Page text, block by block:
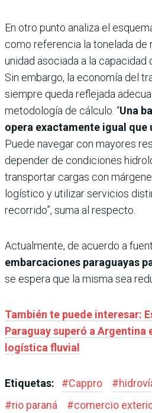
En otro punto analiza el
como referencia la tonelada de
unidad asociada a la capacidad
Sin embargo, la economía del
siempre queda reflejada
metodología de cálculo. “Una
opera exactamente igual que
Puede navegar con mayores
depender de condiciones
transportar cargas con
logístico y utilizar servicios
recorrido”, suma al respecto.
Actualmente, de acuerdo a
embarcaciones paraguayas
se espera que la misma sea
También te puede interesar:
Paraguay superó a Argentina
logística fluvial
Etiquetas: #Cappro #
#rio paraná #comercio